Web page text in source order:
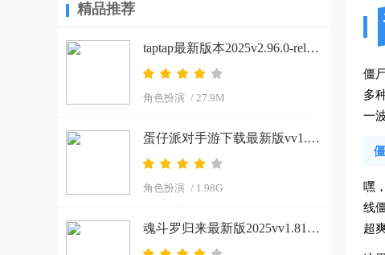
精品推荐
taptap最新版本2025v2.96.0-rel#100200-mkt#100300-rel#100000-rel#100100-mkt#100100-rel#100200-mkt#100100 手机版
角色扮演 / 27.9M
蛋仔派对手游下载最新版vv1.0.266 手机版
角色扮演 / 1.98G
魂斗罗归来最新版2025vv1.81.133.8468 官方正版
僵
多
一
嘿
线
超